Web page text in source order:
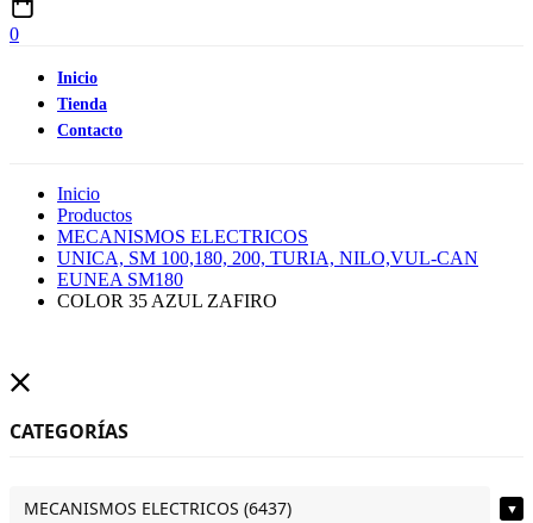
0
Inicio
Tienda
Contacto
Inicio
Productos
MECANISMOS ELECTRICOS
UNICA, SM 100,180, 200, TURIA, NILO,VUL-CAN
EUNEA SM180
COLOR 35 AZUL ZAFIRO
CATEGORÍAS
MECANISMOS ELECTRICOS (6437) ▼